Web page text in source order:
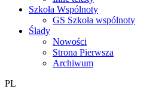
Szkoła Wspólnoty
GS Szkoła wspólnoty
Ślady
Nowości
Strona Pierwsza
Archiwum
PL